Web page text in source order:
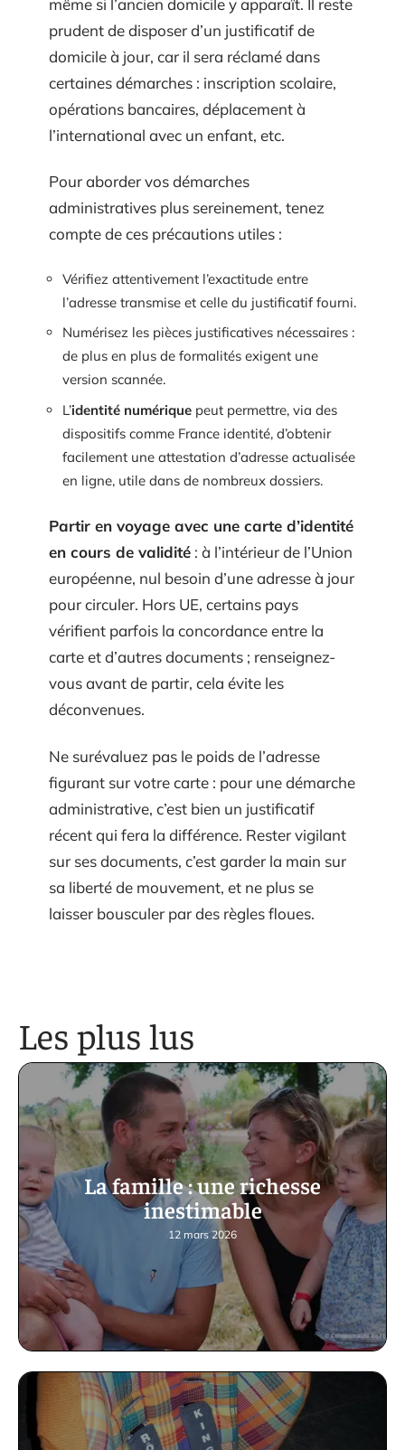
prudent de disposer d’un justificatif de
domicile à jour, car il sera réclamé dans
certaines démarches : inscription scolaire,
opérations bancaires, déplacement à
l’international avec un enfant, etc.
Pour aborder vos démarches
administratives plus sereinement, tenez
compte de ces précautions utiles :
Vérifiez attentivement l’exactitude entre
l’adresse transmise et celle du justificatif fourni.
Numérisez les pièces justificatives nécessaires :
de plus en plus de formalités exigent une
version scannée.
L’identité numérique peut permettre, via des
dispositifs comme France identité, d’obtenir
facilement une attestation d’adresse actualisée
en ligne, utile dans de nombreux dossiers.
Partir en voyage avec une carte d’identité
en cours de validité : à l’intérieur de l’Union
européenne, nul besoin d’une adresse à jour
pour circuler. Hors UE, certains pays
vérifient parfois la concordance entre la
carte et d’autres documents ; renseignez-
vous avant de partir, cela évite les
déconvenues.
Ne surévaluez pas le poids de l’adresse
figurant sur votre carte : pour une démarche
administrative, c’est bien un justificatif
récent qui fera la différence. Rester vigilant
sur ses documents, c’est garder la main sur
sa liberté de mouvement, et ne plus se
laisser bousculer par des règles floues.
Les plus lus
La famille : une richesse
inestimable
12 mars 2026